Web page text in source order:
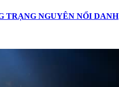
TRẠNG NGUYÊN NỔI DANH